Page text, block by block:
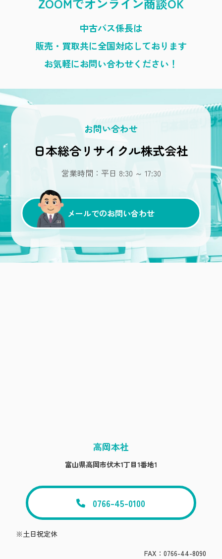
中古バス係長は
販売・買取共に全国対応しております
お気軽にお問い合わせください！
お問い合わせ
日本総合リサイクル株式会社
営業時間：平日 8:30 ～ 17:30
メールでのお問い合わせ
高岡本社
富山県高岡市伏木1丁目1番地1
0766-45-0100
※土日祝定休
FAX：0766-44-8090